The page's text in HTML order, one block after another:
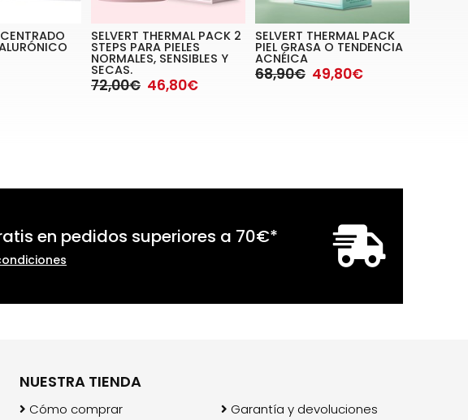
SELVERT THERMAL PACK 2
STEPS PARA PIELES
NORMALES, SENSIBLES Y
SECAS.
72,00€ 46,80€
SELVERT THERMAL PACK
PIEL GRASA O TENDENCIA
ACNÉICA
68,90€ 49,80€
en pedidos superiores a 70€*
NUESTRA TIENDA
Cómo comprar Garantía y devoluciones